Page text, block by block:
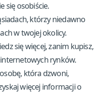
się osobiście.
którzy niedawno
w twojej okolicy.
się więcej, zanim kupisz,
rynków.
która dzwoni,
więcej informacji o